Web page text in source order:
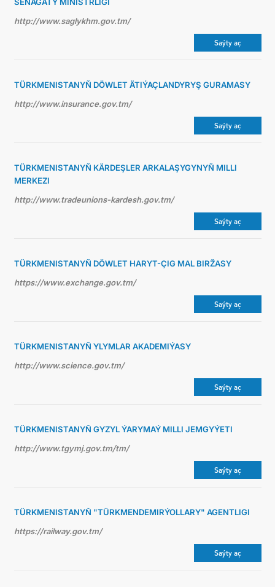
http://www.saglykhm.gov.tm/
Saýty aç
TÜRKMENISTANYŇ DÖWLET ÄTIÝAÇLANDYRYŞ GURAMASY
http://www.insurance.gov.tm/
Saýty aç
TÜRKMENISTANYŇ KÄRDEŞLER ARKALAŞYGYNYŇ MILLI
MERKEZI
http://www.tradeunions-kardesh.gov.tm/
Saýty aç
TÜRKMENISTANYŇ DÖWLET HARYT-ÇIG MAL BIRŽASY
https://www.exchange.gov.tm/
Saýty aç
TÜRKMENISTANYŇ YLYMLAR AKADEMIÝASY
http://www.science.gov.tm/
Saýty aç
TÜRKMENISTANYŇ GYZYL ÝARYMAÝ MILLI JEMGYÝETI
http://www.tgymj.gov.tm/tm/
Saýty aç
TÜRKMENISTANYŇ "TÜRKMENDEMIRÝOLLARY" AGENTLIGI
https://railway.gov.tm/
Saýty aç